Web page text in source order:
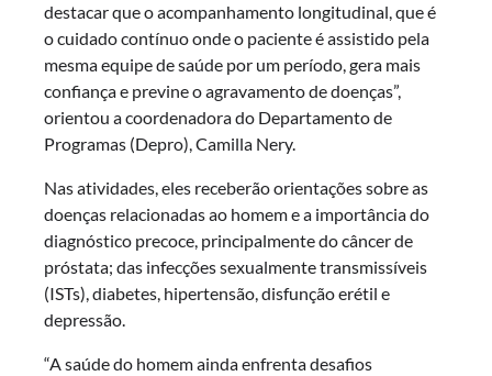
destacar que o acompanhamento longitudinal, que é
o cuidado contínuo onde o paciente é assistido pela
mesma equipe de saúde por um período, gera mais
confiança e previne o agravamento de doenças”,
orientou a coordenadora do Departamento de
Programas (Depro), Camilla Nery.
Nas atividades, eles receberão orientações sobre as
doenças relacionadas ao homem e a importância do
diagnóstico precoce, principalmente do câncer de
próstata; das infecções sexualmente transmissíveis
(ISTs), diabetes, hipertensão, disfunção erétil e
depressão.
“A saúde do homem ainda enfrenta desafios